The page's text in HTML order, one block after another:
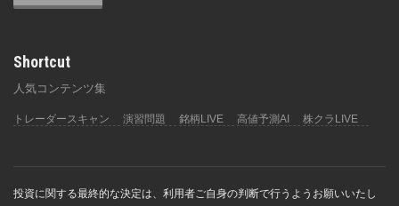
Shortcut
人気コンテンツ集
トレーダースキャン 演習問題 銘柄LIVE 高値予測AI 株クラLIVE
投資に関する最終的な決定は、利用者ご自身の判断で行うようお願いいたし